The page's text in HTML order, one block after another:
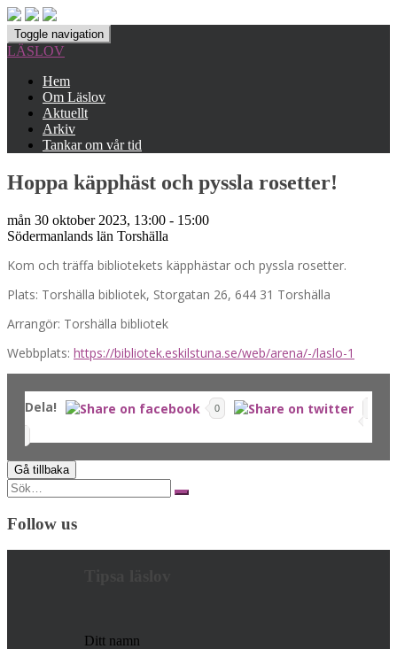
Toggle navigation
LÄSLOV
Hem
Om Läslov
Aktuellt
Arkiv
Tankar om vår tid
Hoppa käpphäst och pyssla rosetter!
mån 30 oktober 2023, 13:00 - 15:00
Södermanlands län Torshälla
Kom och träffa bibliotekets käpphästar och pyssla rosetter.
Plats: Torshälla bibliotek, Storgatan 26, 644 31 Torshälla
Arrangör: Torshälla bibliotek
Webbplats: https://bibliotek.eskilstuna.se/web/arena/-/laslo-1
Dela! 0
Search
for:
Follow us
Ditt namn